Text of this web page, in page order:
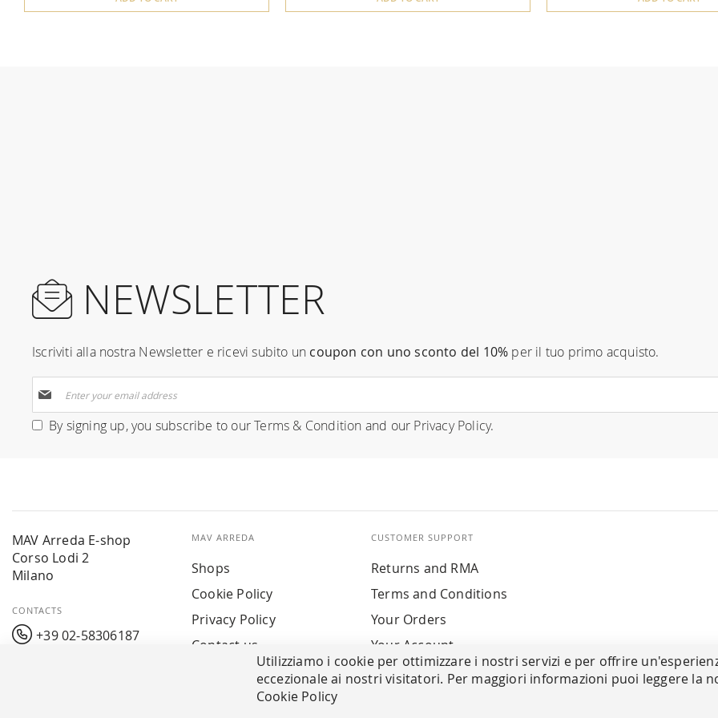
NEWSLETTER
Iscriviti alla nostra Newsletter e ricevi subito un coupon con uno sconto del 10% per il tuo primo acquisto.
Up
for By signing up, you subscribe to ourTerms & Condition and our Privacy Policy.
MAV Arreda E-shop
Corso Lodi 2
Milano
CONTACTS
+39 02-58306187
MAV ARREDA
Shops
Cookie Policy
Privacy Policy
Contact us
CUSTOMER SUPPORT
Returns and RMA
Terms and Conditions
Your Orders
Your Account
Utilizziamo i cookie per ottimizzare i nostri servizi e per offrire
eccezionale ai nostri visitatori. Per maggiori informazioni puoi leggere la
Cookie Policy